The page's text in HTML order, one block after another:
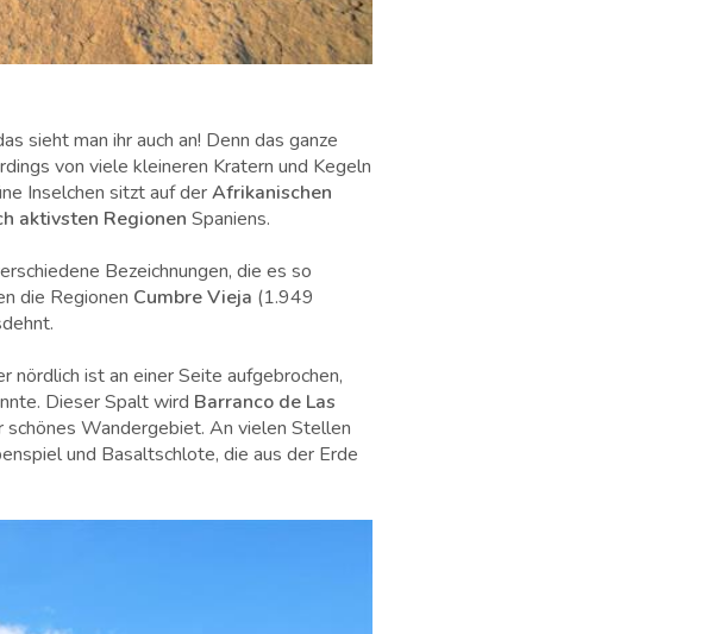
sieht man ihr auch an! Denn das ganze
von viele kleineren Kratern und Kegeln
Inselchen sitzt auf derAfrikanischen
aktivsten Regionen Spaniens.
Bezeichnungen, die es so
die Regionen Cumbre Vieja (1.949
nördlich ist an einer Seite aufgebrochen,
Dieser Spalt wird Barranco de Las
Wandergebiet. An vielen Stellen
und Basaltschlote, die aus der Erde